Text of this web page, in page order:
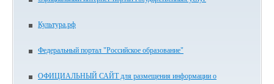
Культура.рф
Федеральный портал "Российское образование"
ОФИЦИАЛЬНЫЙ САЙТ для размещения информации о